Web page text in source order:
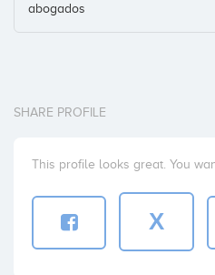
abogados
SHARE PROFILE
This profile looks great. You
X